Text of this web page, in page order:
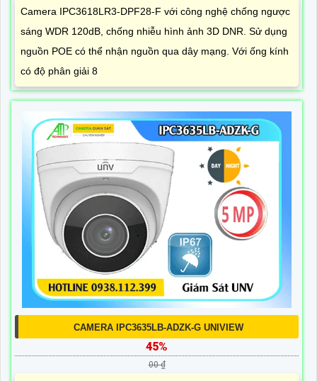
Camera IPC3618LR3-DPF28-F với công nghệ chống ngược
sáng WDR 120dB, chống nhiễu hình ảnh 3D DNR. Sử dụng
nguồn POE có thể nhận nguồn qua dây mạng. Với ống kính
có độ phân giải 8
CAMERA IPC3635LB-ADZK-G UNIVIEW
45%
00 ₫